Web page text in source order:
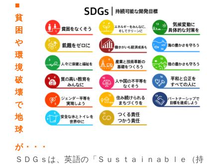
■
貧
困
や
環
境
破
壊
で
地
球
が・・・
ＳＤＧｓは、英語の「Ｓｕｓｔａｉｎａｂｌｅ（持